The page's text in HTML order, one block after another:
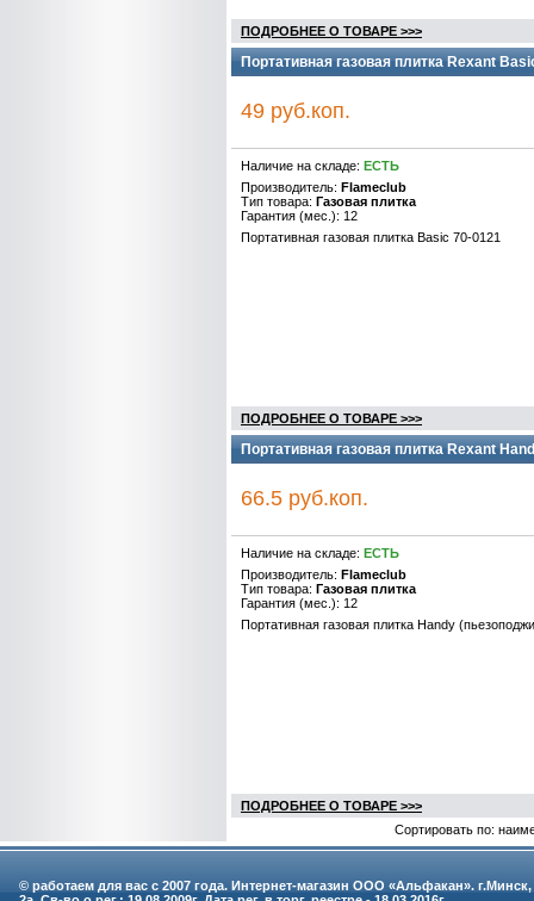
ПОДРОБНЕЕ О ТОВАРЕ >>>
Портативная газовая плитка Rexant
49 руб.коп.
Наличие на складе: ЕСТЬ
Производитель: Flameclub
Тип товара: Газовая плитка
Гарантия (мес.): 12
Портативная газовая плитка Basic 70-0121
ПОДРОБНЕЕ О ТОВАРЕ >>>
Портативная газовая плитка Rexant
66.5 руб.коп.
Наличие на складе: ЕСТЬ
Производитель: Flameclub
Тип товара: Газовая плитка
Гарантия (мес.): 12
Портативная газовая плитка Handy
ПОДРОБНЕЕ О ТОВАРЕ >>>
Сортировать по:
© работаем для вас с 2007 года. Интернет-магазин ООО «Альфакан».